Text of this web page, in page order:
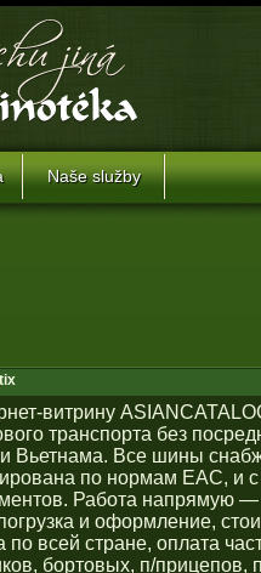
Naše služby
витрину
транспорта без
Вьетнама. Все шины
по нормам ЕАС, и
Работа напрямую —
и оформление,
по всей стране, оплата
бортовых, п/прицепов,